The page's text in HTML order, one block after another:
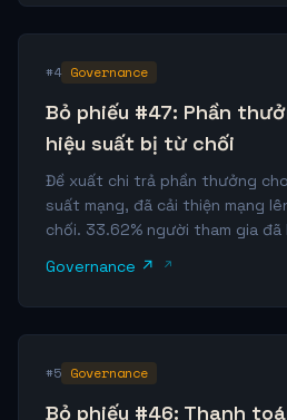
#4 Governance
Bỏ phiếu #47: Phần
hiệu suất bị từ chối
Đề xuất chi trả phần thưởng
suất mạng, đã cải thiện mạng
chối. 33.62% người tham gia
Governance ↗
#5 Governance
Bỏ phiếu #46: Thanh